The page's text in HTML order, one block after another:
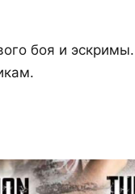
боя и эскримы.